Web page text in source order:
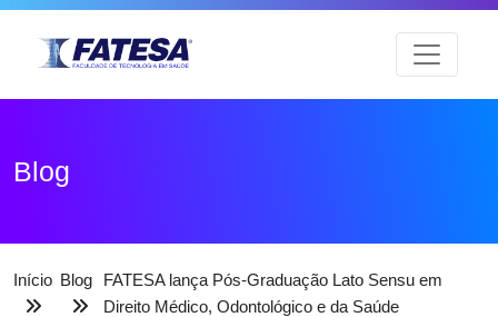
Blog
Início Blog
FATESA lança Pós-Graduação Lato Sensu em
Direito Médico, Odontológico e da Saúde